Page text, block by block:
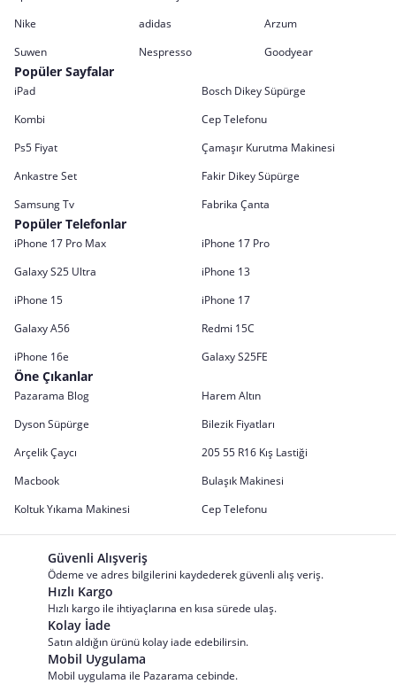
Nike
adidas
Arzum
Suwen
Nespresso Goodyear
Popüler Sayfalar
iPad
Bosch Dikey Süpürge
Kombi
Cep Telefonu
Ps5 Fiyat
Çamaşır Kurutma Makinesi
Ankastre Set
Fakir Dikey Süpürge
Samsung Tv
Fabrika Çanta
Popüler Telefonlar
iPhone 17 Pro Max
iPhone 17 Pro
Galaxy S25 Ultra
iPhone 13
iPhone 15
iPhone 17
Galaxy A56
Redmi 15C
iPhone 16e
Galaxy S25FE
Öne Çıkanlar
Pazarama Blog
Harem Altın
Dyson Süpürge
Bilezik Fiyatları
Arçelik Çaycı
205 55 R16 Kış Lastiği
Macbook
Bulaşık Makinesi
Koltuk Yıkama Makinesi
Cep Telefonu
Güvenli Alışveriş
Ödeme ve adres bilgilerini kaydederek güvenli alış veriş.
Hızlı Kargo
Hızlı kargo ile ihtiyaçlarına en kısa sürede ulaş.
Kolay İade
Satın aldığın ürünü kolay iade edebilirsin.
Mobil Uygulama
Mobil uygulama ile Pazarama cebinde.